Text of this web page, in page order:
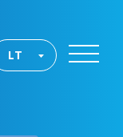
LT